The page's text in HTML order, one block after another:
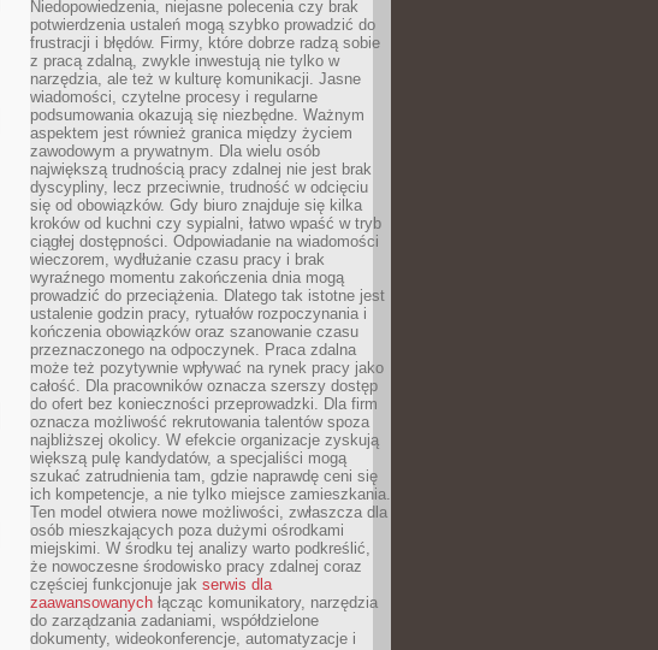
Niedopowiedzenia, niejasne polecenia czy brak
potwierdzenia ustaleń mogą szybko prowadzić do
frustracji i błędów. Firmy, które dobrze radzą sobie
z pracą zdalną, zwykle inwestują nie tylko w
narzędzia, ale też w kulturę komunikacji. Jasne
wiadomości, czytelne procesy i regularne
podsumowania okazują się niezbędne. Ważnym
aspektem jest również granica między życiem
zawodowym a prywatnym. Dla wielu osób
największą trudnością pracy zdalnej nie jest brak
dyscypliny, lecz przeciwnie, trudność w odcięciu
się od obowiązków. Gdy biuro znajduje się kilka
kroków od kuchni czy sypialni, łatwo wpaść w tryb
ciągłej dostępności. Odpowiadanie na wiadomości
wieczorem, wydłużanie czasu pracy i brak
wyraźnego momentu zakończenia dnia mogą
prowadzić do przeciążenia. Dlatego tak istotne jest
ustalenie godzin pracy, rytuałów rozpoczynania i
kończenia obowiązków oraz szanowanie czasu
przeznaczonego na odpoczynek. Praca zdalna
może też pozytywnie wpływać na rynek pracy jako
całość. Dla pracowników oznacza szerszy dostęp
do ofert bez konieczności przeprowadzki. Dla firm
oznacza możliwość rekrutowania talentów spoza
najbliższej okolicy. W efekcie organizacje zyskują
większą pulę kandydatów, a specjaliści mogą
szukać zatrudnienia tam, gdzie naprawdę ceni się
ich kompetencje, a nie tylko miejsce zamieszkania.
Ten model otwiera nowe możliwości, zwłaszcza dla
osób mieszkających poza dużymi ośrodkami
miejskimi. W środku tej analizy warto podkreślić,
że nowoczesne środowisko pracy zdalnej coraz
częściej funkcjonuje jak serwis dla
zaawansowanych łącząc komunikatory, narzędzia
do zarządzania zadaniami, współdzielone
dokumenty, wideokonferencje, automatyzacje i